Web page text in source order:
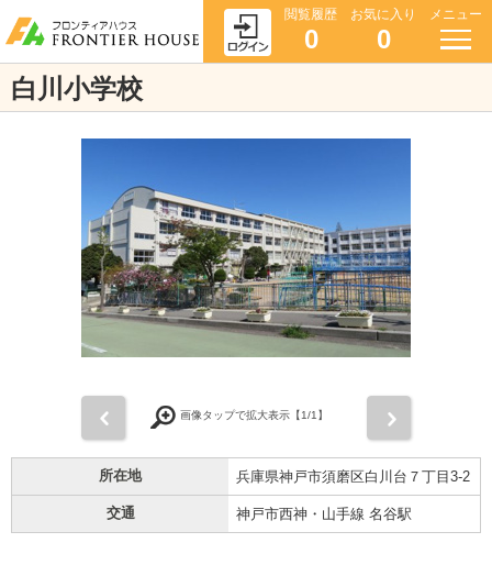
閲覧履歴
0
お気に入り
0
メニュー
白川小学校
画像タップで拡大表示【1/1】
所在地 兵庫県神戸市須磨区白川台７丁目3-2
交通 神戸市西神・山手線 名谷駅